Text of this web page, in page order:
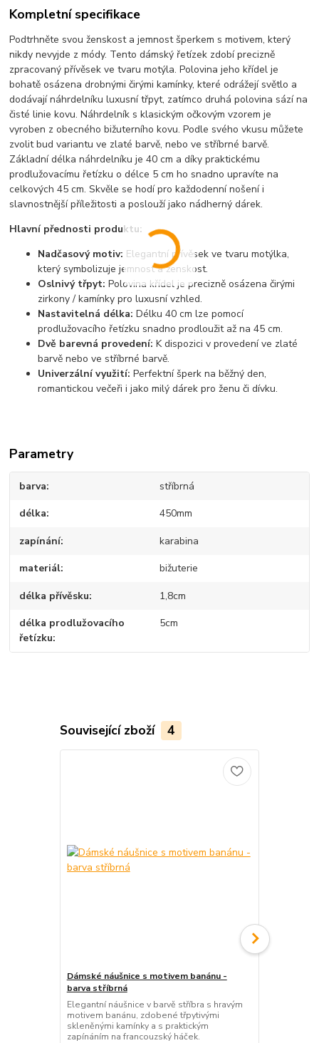
Kompletní specifikace
Podtrhněte svou ženskost a jemnost šperkem s motivem, který
nikdy nevyjde z módy. Tento dámský řetízek zdobí precizně
zpracovaný přívěsek ve tvaru motýla. Polovina jeho křídel je
bohatě osázena drobnými čirými kamínky, které odrážejí světlo a
dodávají náhrdelníku luxusní třpyt, zatímco druhá polovina sází na
čisté linie kovu. Náhrdelník s klasickým očkovým vzorem je
vyroben z obecného bižuterního kovu. Podle svého vkusu můžete
zvolit bud variantu ve zlaté barvě, nebo ve stříbrné barvě.
Základní délka náhrdelníku je 40 cm a díky praktickému
prodlužovacímu řetízku o délce 5 cm ho snadno upravíte na
celkových 45 cm. Skvěle se hodí pro každodenní nošení i
slavnostnější příležitosti a poslouží jako nádherný dárek.
Hlavní přednosti produktu:
Nadčasový motiv: Elegantní přívěsek ve tvaru motýlka,
který symbolizuje jemnost a ženskost.
Oslnivý třpyt: Polovina křídel je precizně osázena čirými
zirkony / kamínky pro luxusní vzhled.
Nastavitelná délka: Délku 40 cm lze pomocí
prodlužovacího řetízku snadno prodloužit až na 45 cm.
Dvě barevná provedení: K dispozici v provedení ve zlaté
barvě nebo ve stříbrné barvě.
Univerzální využití: Perfektní šperk na běžný den,
romantickou večeři i jako milý dárek pro ženu či dívku.
Parametry
barva stříbrná
délka 450mm
zapínání karabina
materiál bižuterie
délka přívěsku 1,8cm
délka prodlužovacího
řetízku
5cm
Související zboží 4
Dámské náušnice s motivem banánu -
barva stříbrná
Elegantní náušnice v barvě stříbra s hravým
motivem banánu, zdobené třpytivými
skleněnými kamínky a s praktickým
zapínáním na francouzský háček.